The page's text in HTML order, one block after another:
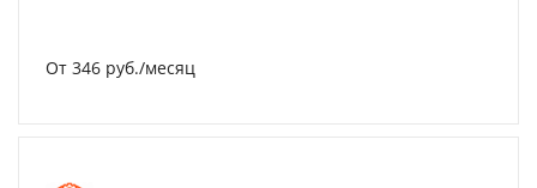
От 346 руб./месяц